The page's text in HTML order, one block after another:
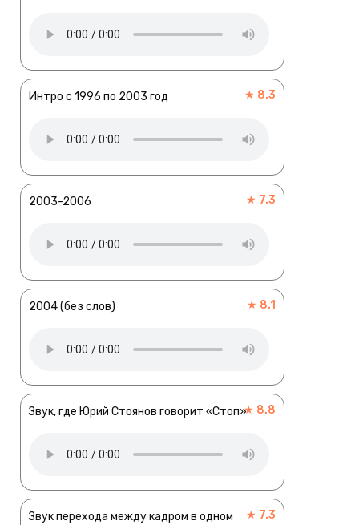
Интро с 1996 по 2003 год ★ 8.3
2003-2006 ★ 7.3
2004 (без слов) ★ 8.1
Звук, где Юрий Стоянов говорит «Стоп»★ 8.8
Звук перехода между кадром в одном ★ 7.3